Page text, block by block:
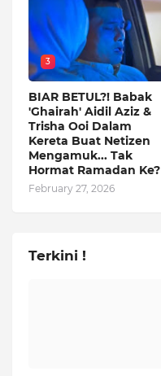
3
BIAR BETUL?! Babak
'Ghairah' Aidil Aziz &
Trisha Ooi Dalam
Kereta Buat Netizen
Mengamuk... Tak
Hormat Ramadan Ke?
February 27, 2026
Terkini !